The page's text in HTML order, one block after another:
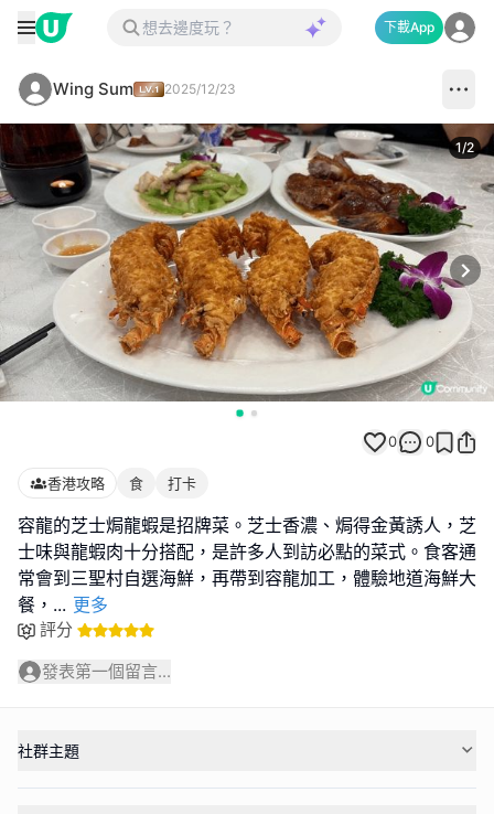
下載App
Wing Sum 2025/12/23
1/2
0 0
香港攻略 食 打卡
容龍的芝士焗龍蝦是招牌菜。芝士香濃、焗得金黃誘人，芝
士味與龍蝦肉十分搭配，是許多人到訪必點的菜式。食客通
常會到三聖村自選海鮮，再帶到容龍加工，體驗地道海鮮大
餐， ... 更多
評分
發表第一個留言...
社群主題